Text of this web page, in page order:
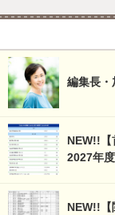
編集長・
NEW!!【
2027年
NEW!!【